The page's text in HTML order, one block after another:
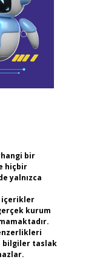
bir
hiçbir
yalnızca
içerikler
kurum
bilgiler taslak